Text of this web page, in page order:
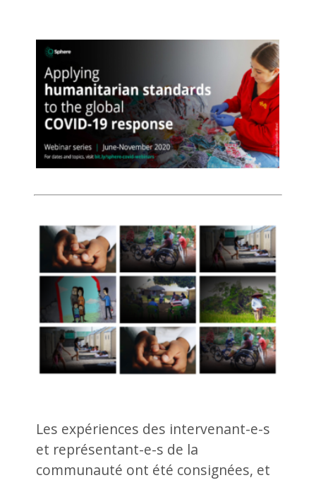
Les expériences des intervenant-e-s
et représentant-e-s de la
communauté ont été consignées, et